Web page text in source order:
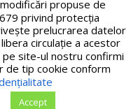
propuse de
privind protecția
prelucrarea datelor
circulație a acestor
pe site-ul nostru confirmi
de tip cookie conform
Accept